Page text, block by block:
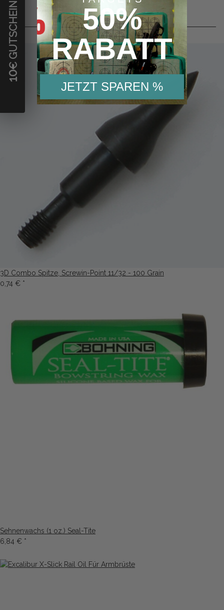
Artikel:
3D Combo Spitze, Screwin-Point 11/32 - 100 Grain
0,74 € *
Sehnenwachs (1 oz.) Seal-Tite
6,84 € *
10
€ GUTSCHEIN
50%
RABATT
JETZT SPAREN %